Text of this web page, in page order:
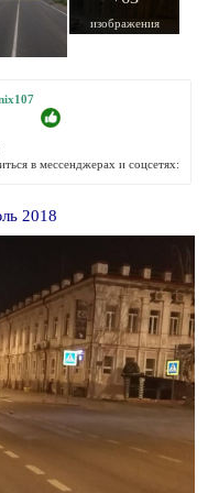
изображения
в мессенджерах и соцсетях:
2018